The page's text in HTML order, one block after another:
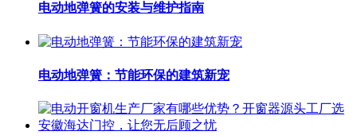
电动地弹簧的安装与维护指南
电动地弹簧：节能环保的建筑新宠